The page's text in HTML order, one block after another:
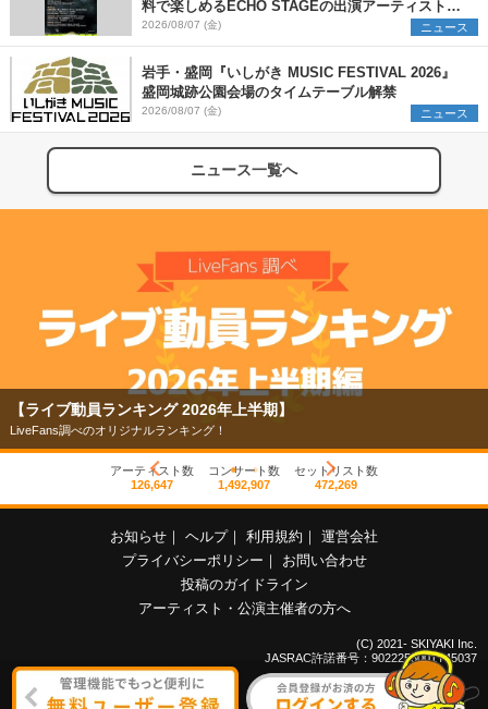
料で楽しめるECHO STAGEの出演アーティストを
発表
2026/08/07 (金) ニュース
岩手・盛岡『いしがき MUSIC FESTIVAL 2026』
盛岡城跡公園会場のタイムテーブル解禁
2026/08/07 (金) ニュース
ニュース一覧へ
【ライブ動員ランキング 2026年上半期】
LiveFans調べのオリジナルランキング！
アーティスト数
126,647
コンサート数
1,492,907
セットリスト数
472,269
お知らせ ｜ ヘルプ｜ 利用規約 ｜ 運営会社
プライバシーポリシー ｜
お問い合わせ
投稿のガイドライン
アーティスト・公演主催者の方へ
(C) 2021- SKIYAKI Inc.
JASRAC許諾番号：9022255001Y45037